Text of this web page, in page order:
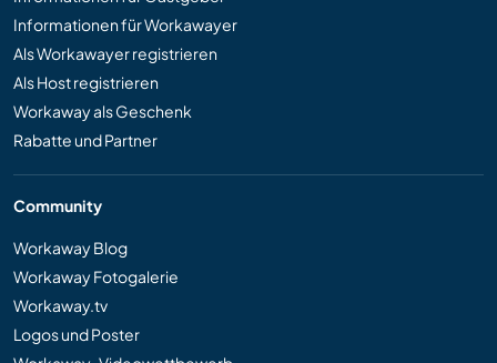
Informationen für Workawayer
Als Workawayer registrieren
Als Host registrieren
Workaway als Geschenk
Rabatte und Partner
Community
Workaway Blog
Workaway Fotogalerie
Workaway.tv
Logos und Poster